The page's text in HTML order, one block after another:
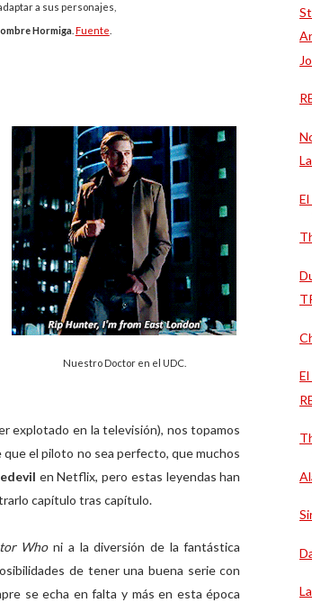
a sus personajes,
Hormiga. Fuente
Nuestro Doctor en el UDC.
explotado en la televisión), nos topamos
el piloto no sea perfecto, que muchos
en Netflix, pero estas leyendas han
capítulo tras capítulo.
Whoni a la diversión de la fantástica
de tener una buena serie con
se echa en falta y más en esta época